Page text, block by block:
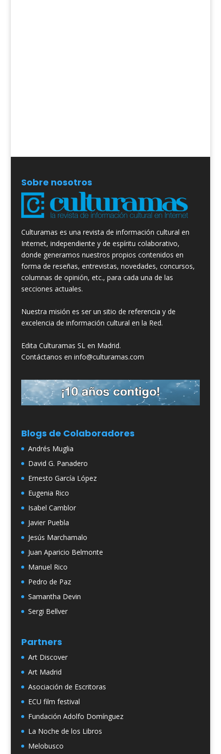
Sobre nosotros
Culturamas es una revista de información cultural en
Internet, independiente y de espíritu colaborativo,
donde generamos nuestros propios contenidos en
forma de reseñas, entrevistas, novedades, concursos,
columnas de opinión, etc., para cada una de las
secciones actuales.
Nuestra misión es ser un sitio de referencia y de
excelencia de información cultural en la Red.
Edita Culturamas SL en Madrid.
Contáctanos en info@culturamas.com
Blogs de Colaboradores
Andrés Muglia
David G. Panadero
Ernesto García López
Eugenia Rico
Isabel Camblor
Javier Puebla
Jesús Marchamalo
Juan Aparicio Belmonte
Manuel Rico
Pedro de Paz
Samantha Devin
Sergi Bellver
Partners
Art Discover
Art Madrid
Asociación de Escritoras
ECU film festival
Fundación Adolfo Domínguez
La Noche de los Libros
Melobusco